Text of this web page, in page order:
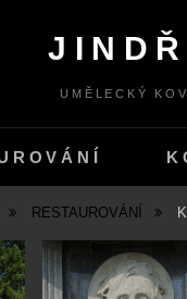
UMĚLECKÝ
RESTAUROVÁNÍ